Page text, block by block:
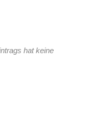
hat keine